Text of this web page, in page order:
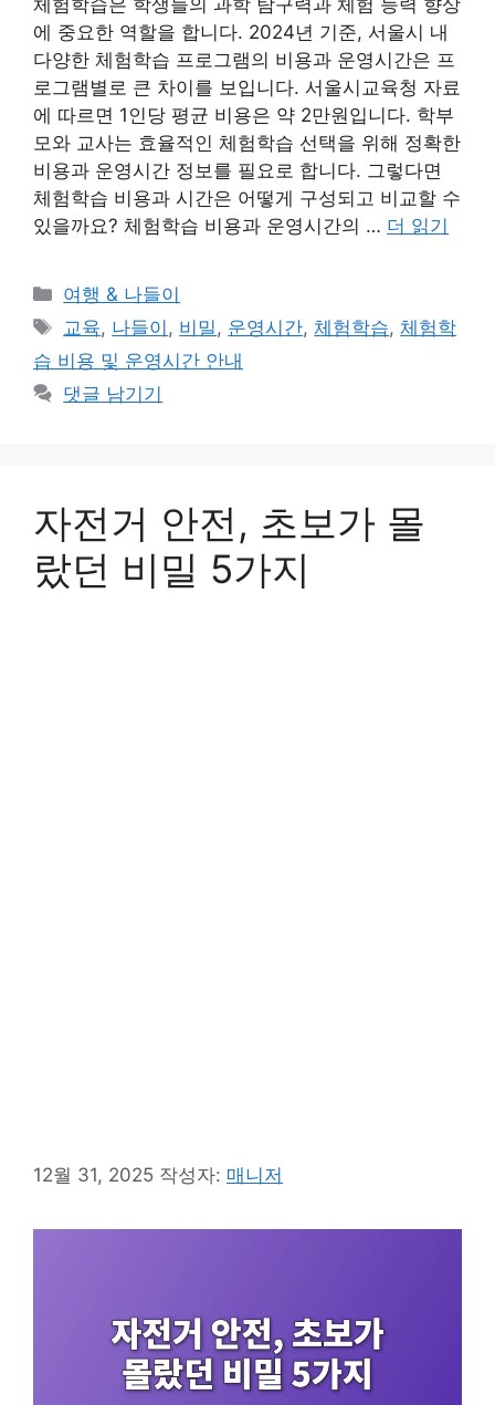
체험학습은 학생들의 과학 탐구력과 체험 능력 향상
에 중요한 역할을 합니다. 2024년 기준, 서울시 내
다양한 체험학습 프로그램의 비용과 운영시간은 프
로그램별로 큰 차이를 보입니다. 서울시교육청 자료
에 따르면 1인당 평균 비용은 약 2만원입니다. 학부
모와 교사는 효율적인 체험학습 선택을 위해 정확한
비용과 운영시간 정보를 필요로 합니다. 그렇다면
체험학습 비용과 시간은 어떻게 구성되고 비교할 수
있을까요? 체험학습 비용과 운영시간의 … 더 읽기
카
테
리
여행 & 나들이
태
그
교육, 나들이 , 비밀, 운영시간,체험학습,체험학
습 비용 및 운영시간 안내
댓글 남기기
자전거 안전, 초보가 몰
랐던 비밀 5가지
12월 31, 2025 작성자: 매니저